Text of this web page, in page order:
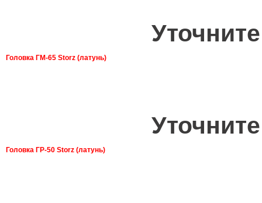
Головка ГМ-65 Storz (латунь)
Головка ГР-50 Storz (латунь)